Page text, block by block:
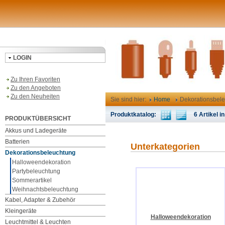
LOGIN
Zu Ihren Favoriten
Zu den Angeboten
Zu den Neuheiten
PRODUKTÜBERSICHT
Akkus und Ladegeräte
Batterien
Dekorationsbeleuchtung
Halloweendekoration
Partybeleuchtung
Sommerartikel
Weihnachtsbeleuchtung
Kabel, Adapter & Zubehör
Kleingeräte
Leuchtmittel & Leuchten
Sie sind hier: Home
Produktkatalog: 6 Artikel in
Unterkategorien
Halloweendekoration